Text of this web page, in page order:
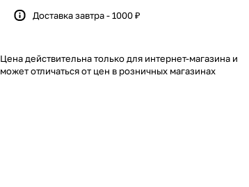
Доставка завтра - 1000 ₽
Цена действительна только для интернет-магазина и
может отличаться от цен в розничных магазинах